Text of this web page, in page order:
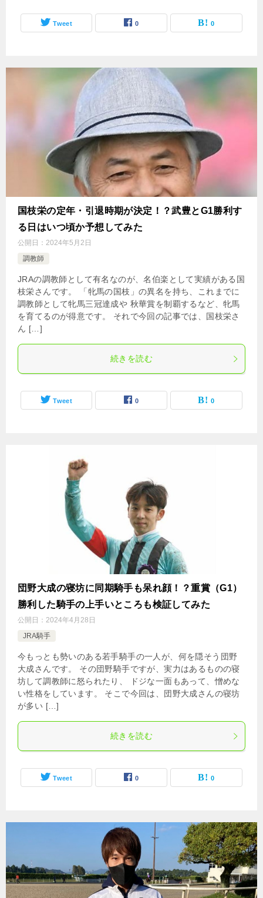
Tweet 0 0
国枝栄の定年・引退時期が決定！？武豊とG1勝利す
る日はいつ頃か予想してみた
公開日： 2024年5月2日
調教師
JRAの調教師として有名なのが、名伯楽として実績がある国
枝栄さんです。 「牝馬の国枝」の異名を持ち、これまでに
調教師として牝馬三冠達成や 秋華賞を制覇するなど、牝馬
を育てるのが得意です。 それで今回の記事では、国枝栄さ
ん […]
続きを読む
Tweet 0 0
団野大成の寝坊に同期騎手も呆れ顔！？重賞（G1）
勝利した騎手の上手いところも検証してみた
公開日： 2024年4月28日
JRA騎手
今もっとも勢いのある若手騎手の一人が、何を隠そう団野
大成さんです。 その団野騎手ですが、実力はあるものの寝
坊して調教師に怒られたり、 ドジな一面もあって、憎めな
い性格をしています。 そこで今回は、団野大成さんの寝坊
が多い […]
続きを読む
Tweet 0 0